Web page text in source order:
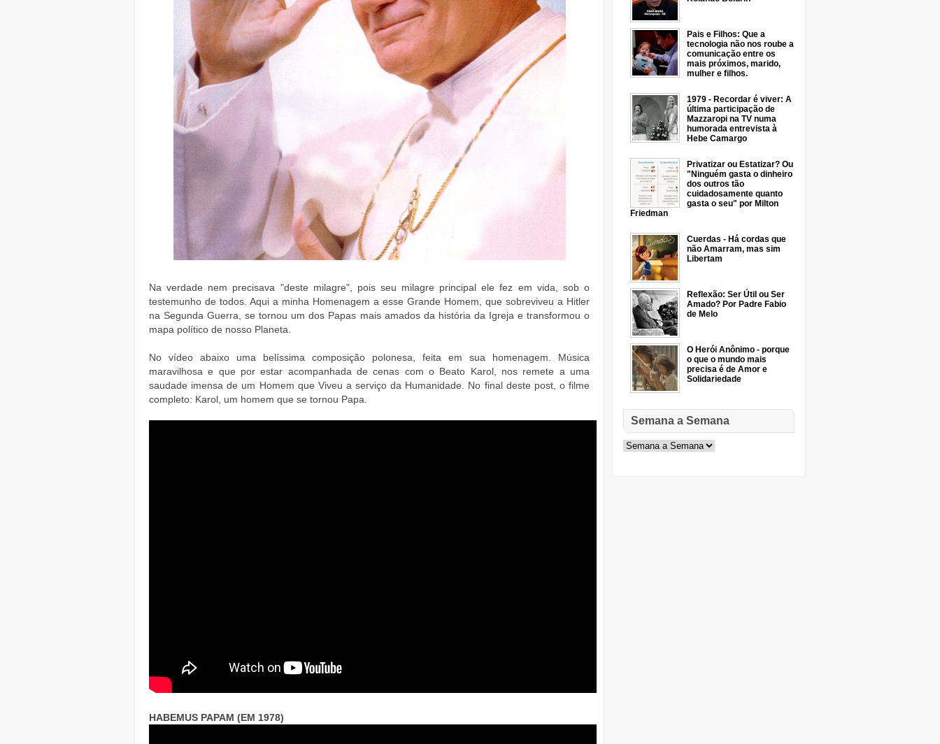
Na verdade nem precisava "deste milagre", pois seu milagre principal ele fez em vida, sob o
testemunho de todos. Aqui a minha Homenagem a esse Grande Homem, que sobreviveu a Hitler
na Segunda Guerra, se tornou um dos Papas mais amados da história da Igreja e transformou o
mapa político de nosso Planeta.
No vídeo abaixo uma belíssima composição polonesa, feita em sua homenagem. Música
maravilhosa e que por estar acompanhada de cenas com o Beato Karol, nos remete a uma
saudade imensa de um Homem que Viveu a serviço da Humanidade. No final deste post, o filme
completo: Karol, um homem que se tornou Papa.
HABEMUS PAPAM (EM 1978)
Pais e Filhos: Que a
tecnologia não nos roube a
comunicação entre os
mais próximos, marido,
mulher e filhos.
1979 - Recordar é viver: A
última participação de
Mazzaropi na TV numa
humorada entrevista à
Hebe Camargo
Privatizar ou Estatizar? Ou
"Ninguém gasta o dinheiro
dos outros tão
cuidadosamente quanto
gasta o seu" por Milton
Friedman
Cuerdas - Há cordas que
não Amarram, mas sim
Libertam
Reflexão: Ser Útil ou Ser
Amado? Por Padre Fabio
de Melo
O Herói Anônimo - porque
o que o mundo mais
precisa é de Amor e
Solidariedade
Semana a Semana